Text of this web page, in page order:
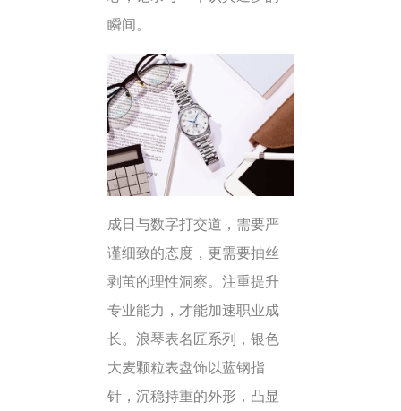
瞬间。
成日与数字打交道，需要严
谨细致的态度，更需要抽丝
剥茧的理性洞察。注重提升
专业能力，才能加速职业成
长。浪琴表名匠系列，银色
大麦颗粒表盘饰以蓝钢指
针，沉稳持重的外形，凸显